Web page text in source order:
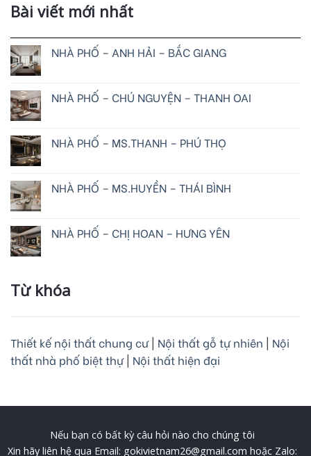
Bài viết mới nhất
NHÀ PHỐ – ANH HẢI – BẮC GIANG
NHÀ PHỐ – CHÚ NGUYỆN – THANH OAI
NHÀ PHỐ – MS.THANH – PHÚ THỌ
NHÀ PHỐ – MS.HUYỀN – THÁI BÌNH
NHÀ PHỐ – CHỊ HOAN – HƯNG YÊN
Từ khóa
Thiết kế nội thất chung cư| Nội thất gỗ tự nhiên | Nội
thất nhà phố biệt thự| Nội thất hiện đại
Nếu bạn có bất kỳ câu hỏi nào cho chúng tôi
Xin hãy liên hệ qua Email: gokivietnam26@gmail.com hoặc Zalo: